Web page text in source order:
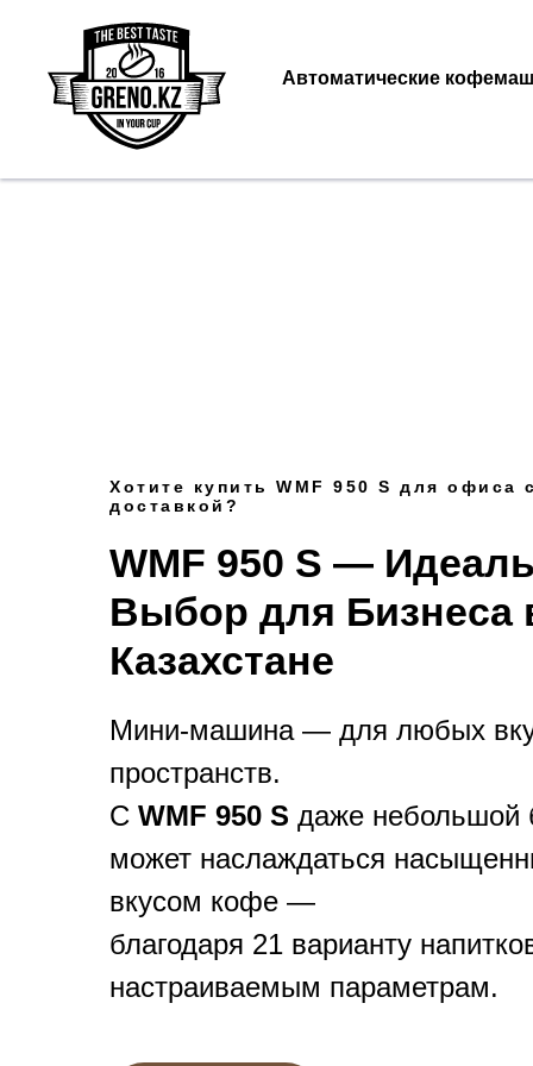
Автоматические
Хотите купить WMF 950 S для офиса с
доставкой?
WMF 950 S —
Выбор для Бизнеса
Казахстане
Мини-машина — для любых
пространств.
С WMF 950 S даже небольшой
может наслаждаться
вкусом кофе —
благодаря 21 варианту
настраиваемым параметрам.